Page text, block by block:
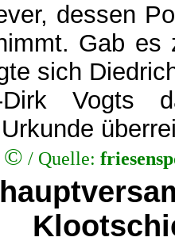
dessen
Gab
sich
Vogts
© / Quelle: